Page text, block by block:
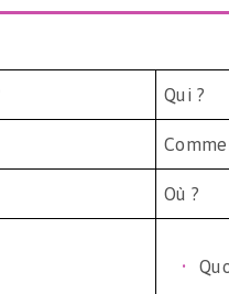
Qui ?
Où ?